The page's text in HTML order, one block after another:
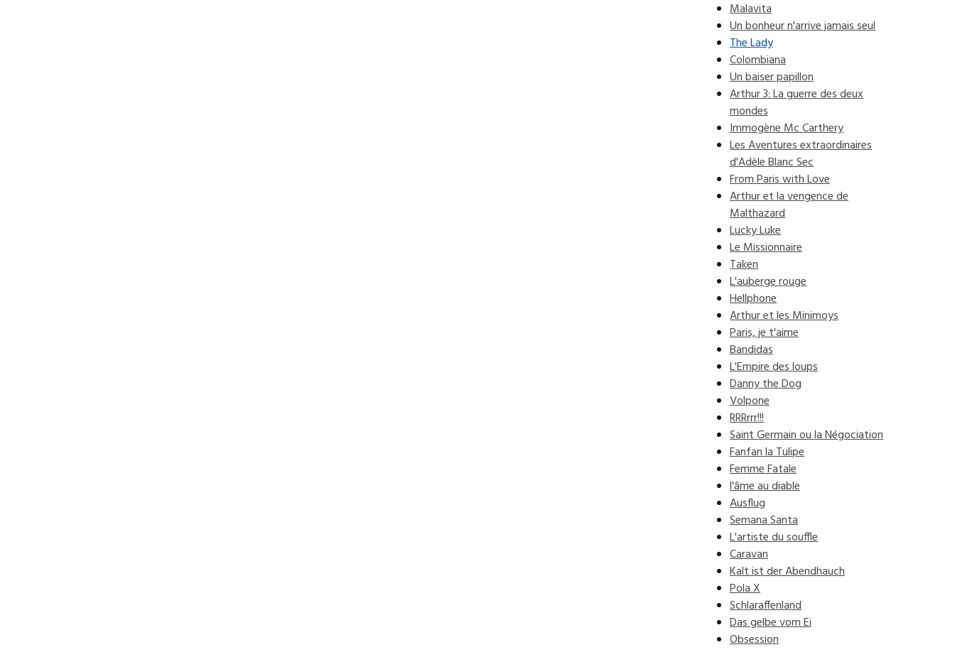
Malavita
Un bonheur n'arrive jamais seul
The Lady
Colombiana
Un baiser papillon
Arthur 3: La guerre des deux
mondes
Immogène Mc Carthery
Les Aventures extraordinaires
d'Adèle Blanc Sec
From Paris with Love
Arthur et la vengence de
Malthazard
Lucky Luke
Le Missionnaire
Taken
L'auberge rouge
Hellphone
Arthur et les Minimoys
Paris, je t'aime
Bandidas
L'Empire des loups
Danny the Dog
Volpone
RRRrrr!!!
Saint Germain ou la Négociation
Fanfan la Tulipe
Femme Fatale
l'âme au diable
Ausflug
Semana Santa
L'artiste du souffle
Caravan
Kalt ist der Abendhauch
Pola X
Schlaraffenland
Das gelbe vom Ei
Obsession